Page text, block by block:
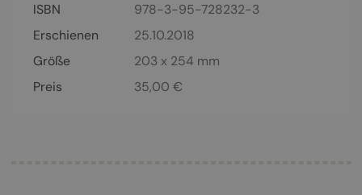
ISBN
978-3-95-728232-3
Erschienen
25.10.2018
Größe
203 x 254 mm
Preis
35,00 €